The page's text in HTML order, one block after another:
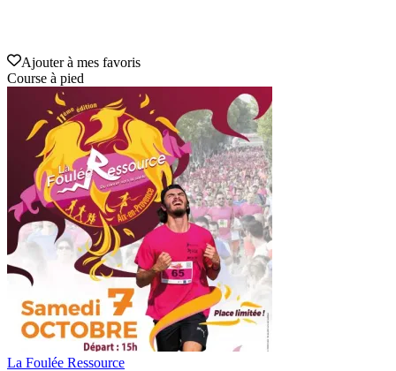
Ajouter à mes favoris
Course à pied
La Foulée Ressource